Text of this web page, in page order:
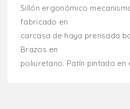
Sillón ergonómico
fabricado en
carcasa de haya prensada
Brazos en
poliuretano. Patín pintado en